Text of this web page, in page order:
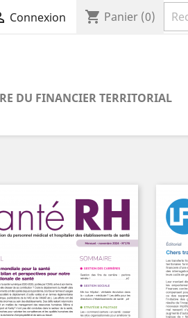
Connexion shopping_cart Panier (0)
DU FINANCIER TERRITORIAL